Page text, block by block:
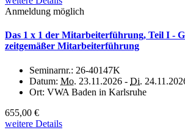
Anmeldung möglich
Das 1 x 1 der Mitarbeiterführung, Teil I -
zeitgemäßer Mitarbeiterführung
Seminarnr.: 26-40147K
Datum: Mo. 23.11.2026 - Di.
Ort: VWA Baden in Karlsruhe
655,00 €
weitere Details